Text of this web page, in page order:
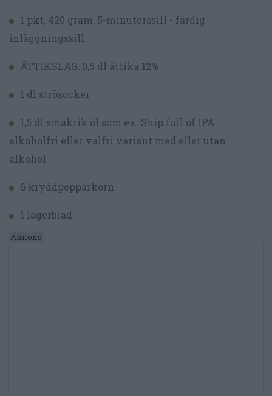
1 pkt, 420 gram, 5-minuterssill - färdig
inläggningssill
ÄTTIKSLAG: 0,5 dl ättika 12%
1 dl strösocker
1,5 dl smakrik öl som ex. Ship full of IPA
alkoholfri eller valfri variant med eller utan
alkohol
6 kryddpepparkorn
1 lagerblad